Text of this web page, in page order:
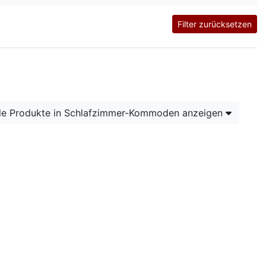
Filter zurücksetzen
Produkte in Schlafzimmer-Kommoden anzeigen